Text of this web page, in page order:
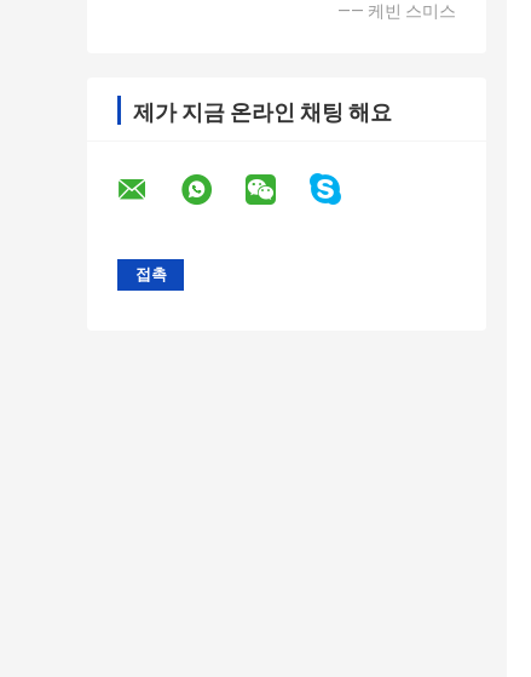
—— 케빈 스미스
제가 지금 온라인 채팅 해요